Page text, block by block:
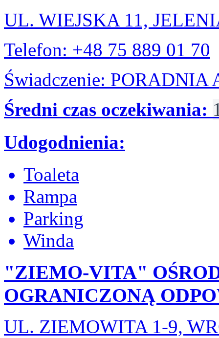
UL. WIEJSKA 11,
Telefon: +48 75 889 01 70
Świadczenie:
Średni czas oczekiwania:
Udogodnienia:
Toaleta
Rampa
Parking
Winda
"ZIEMO-VITA"
OGRANICZONĄ
UL. ZIEMOWITA 1-9,